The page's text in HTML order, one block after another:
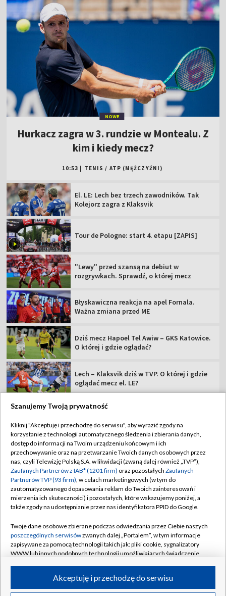
NOWE
Hurkacz zagra w 3. rundzie w Montealu. Z
kim i kiedy mecz?
10:53 TENIS / ATP (MĘŻCZYŹNI)
El. LE: Lech bez trzech zawodników. Tak
Kolejorz zagra z Klaksvik
Tour de Pologne: start 4. etapu [ZAPIS]
"Lewy" przed szansą na debiut w
rozgrywkach. Sprawdź, o której mecz
Błyskawiczna reakcja na apel Fornala.
Ważna zmiana przed ME
Dziś mecz Hapoel Tel Awiw – GKS Katowice.
O której i gdzie oglądać?
Lech – Klaksvik dziś w TVP. O której i gdzie
oglądać mecz el. LE?
TVP
Abonament TVP
Sklep TVP
Biuro Reklamy
Oferta Handlowa
Emisja w TVP
Rada Programowa
Ogłoszenia przetargowe
Akademia Telewizyjna
Regulamin TVP
Polityka prywatności
Moje zgody
Biuro reklamy
Kanały
©2026 Telewizja Polska Spółka Akcyjna w likwidacji
Szanujemy Twoją prywatność
Kliknij "Akceptuję i przechodzę do serwisu", aby wyrazić zgody na
korzystanie z technologii automatycznego śledzenia i zbierania danych,
dostęp do informacji na Twoim urządzeniu końcowym i ich
przechowywanie oraz na przetwarzanie Twoich danych osobowych przez
nas, czyli Telewizję Polską S.A. w likwidacji (zwaną dalej również „TVP”),
Zaufanych Partnerów z IAB* (1201 firm) oraz pozostałych Zaufanych
Partnerów TVP (93 firm), w celach marketingowych (w tym do
zautomatyzowanego dopasowania reklam do Twoich zainteresowań i
mierzenia ich skuteczności) i pozostałych, które wskazujemy poniżej, a
także zgody na udostępnianie przez nas identyfikatora PPID do Google.
Twoje dane osobowe zbierane podczas odwiedzania przez Ciebie naszych
poszczególnych serwisówzwanych dalej „Portalem”, w tym informacje
zapisywane za pomocą technologii takich jak: pliki cookie, sygnalizatory
WWW lub innych podobnych technologii umożliwiających świadczenie
ruchu w Internecie.Akceptuję i przechodzę do serwisu